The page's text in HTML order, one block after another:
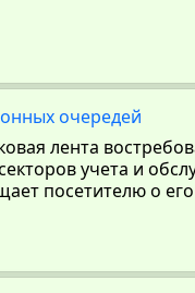
очередей
лента
учета и
посетителю о